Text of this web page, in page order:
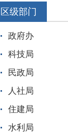
区级部门
政府办
科技局
民政局
人社局
住建局
水利局